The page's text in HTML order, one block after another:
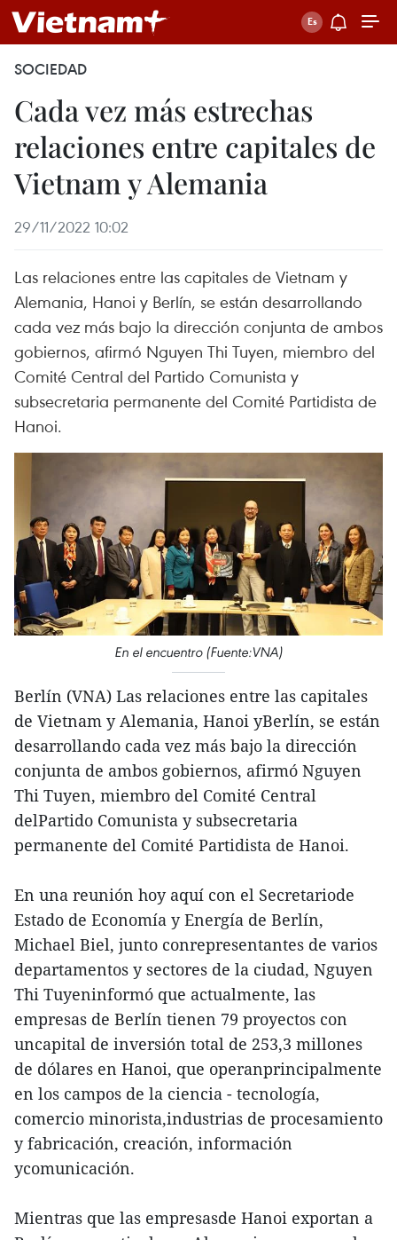
SOCIEDAD
Cada vez más estrechas
relaciones entre capitales de
Vietnam y Alemania
29/11/2022 10:02
Las relaciones entre las capitales de Vietnam y
Alemania, Hanoi y Berlín, se están desarrollando
cada vez más bajo la dirección conjunta de ambos
gobiernos, afirmó Nguyen Thi Tuyen, miembro del
Comité Central del Partido Comunista y
subsecretaria permanente del Comité Partidista de
Hanoi.
En el encuentro (Fuente:VNA)
Berlín (VNA) Las relaciones entre las capitales
de Vietnam y Alemania, Hanoi yBerlín, se están
desarrollando cada vez más bajo la dirección
conjunta de ambos gobiernos, afirmó Nguyen
Thi Tuyen, miembro del Comité Central
delPartido Comunista y subsecretaria
permanente del Comité Partidista de Hanoi.
En una reunión hoy aquí con el Secretariode
Estado de Economía y Energía de Berlín,
Michael Biel, junto conrepresentantes de varios
departamentos y sectores de la ciudad, Nguyen
Thi Tuyeninformó que actualmente, las
empresas de Berlín tienen 79 proyectos con
uncapital de inversión total de 253,3 millones
de dólares en Hanoi, que operanprincipalmente
en los campos de la ciencia - tecnología,
comercio minorista,industrias de procesamiento
y fabricación, creación, información
ycomunicación.
Mientras que las empresasde Hanoi exportan a